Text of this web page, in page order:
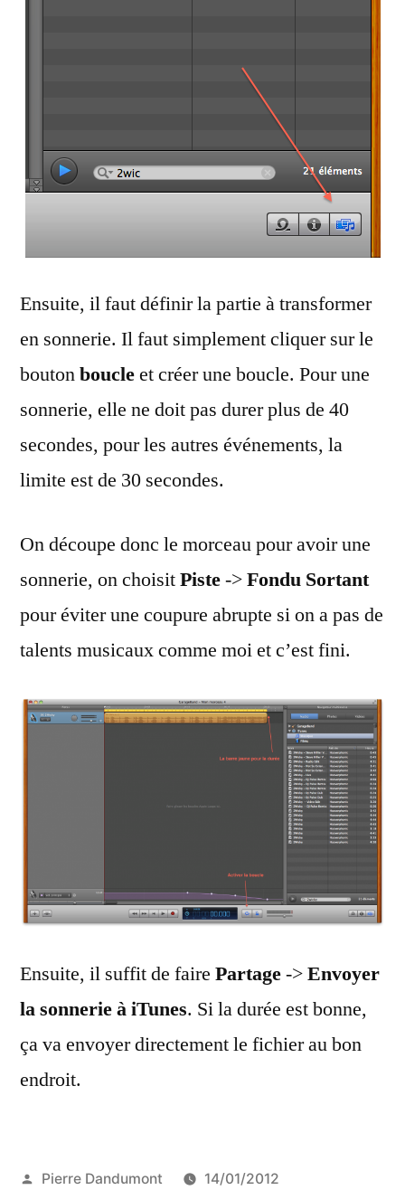
Ensuite, il faut définir la partie à transformer
en sonnerie. Il faut simplement cliquer sur le
boutonboucleet créer une boucle. Pour une
sonnerie, elle ne doit pas durer plus de 40
secondes, pour les autres événements, la
limite est de 30 secondes.
On découpe donc le morceau pour avoir une
sonnerie, on choisitPiste->Fondu Sortant
pour éviter une coupure abrupte si on a pas de
talents musicaux comme moi et c’est fini.
Ensuite, il suffit de faire Partage->Envoyer
la sonnerie à iTunes. Si la durée est bonne,
ça va envoyer directement le fichier au bon
endroit.
Publié
Pierre Dandumont
14/01/2012